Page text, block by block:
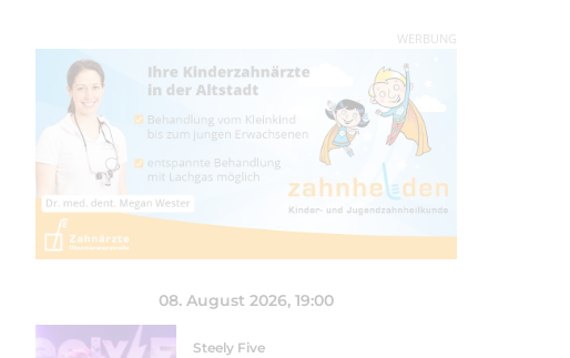
WERBUNG
08. August 2026, 19:00
Steely Five